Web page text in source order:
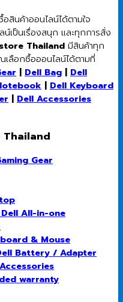
นค้าออนไลน์ได้ตามใจ
เป็นเรื่องสนุก และทุกการสั่ง
Thailand มีสินค้าทุก
เลือกซื้อออนไลน์ได้ตามที่
| Dell Bag | Dell
| Dell Keyboard
| Dell Accessories
Thailand
Gear
All-in-one
& Mouse
Battery / Adapter
warranty